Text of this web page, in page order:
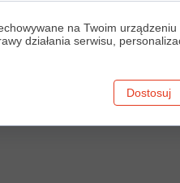
na Twoim
działania serwisu,
Dostosuj